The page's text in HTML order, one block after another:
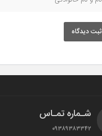
ثبت دیدگاه
شـماره تمـاس
۰۹۳۸۹۳۸۳۳۴۲